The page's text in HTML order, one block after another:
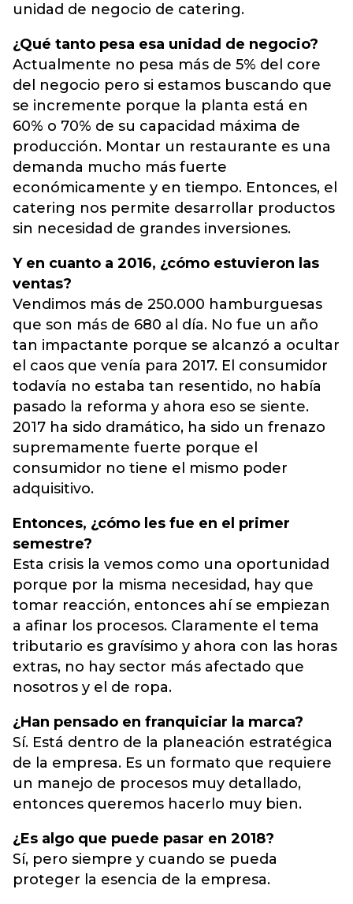
unidad de negocio de catering.
¿Qué tanto pesa esa unidad de negocio?
Actualmente no pesa más de 5% del core
del negocio pero si estamos buscando que
se incremente porque la planta está en
60% o 70% de su capacidad máxima de
producción. Montar un restaurante es una
demanda mucho más fuerte
económicamente y en tiempo. Entonces, el
catering nos permite desarrollar productos
sin necesidad de grandes inversiones.
Y en cuanto a 2016, ¿cómo estuvieron las
ventas?
Vendimos más de 250.000 hamburguesas
que son más de 680 al día. No fue un año
tan impactante porque se alcanzó a ocultar
el caos que venía para 2017. El consumidor
todavía no estaba tan resentido, no había
pasado la reforma y ahora eso se siente.
2017 ha sido dramático, ha sido un frenazo
supremamente fuerte porque el
consumidor no tiene el mismo poder
adquisitivo.
Entonces, ¿cómo les fue en el primer
semestre?
Esta crisis la vemos como una oportunidad
porque por la misma necesidad, hay que
tomar reacción, entonces ahí se empiezan
a afinar los procesos. Claramente el tema
tributario es gravísimo y ahora con las horas
extras, no hay sector más afectado que
nosotros y el de ropa.
¿Han pensado en franquiciar la marca?
Sí. Está dentro de la planeación estratégica
de la empresa. Es un formato que requiere
un manejo de procesos muy detallado,
entonces queremos hacerlo muy bien.
¿Es algo que puede pasar en 2018?
Sí, pero siempre y cuando se pueda
proteger la esencia de la empresa.